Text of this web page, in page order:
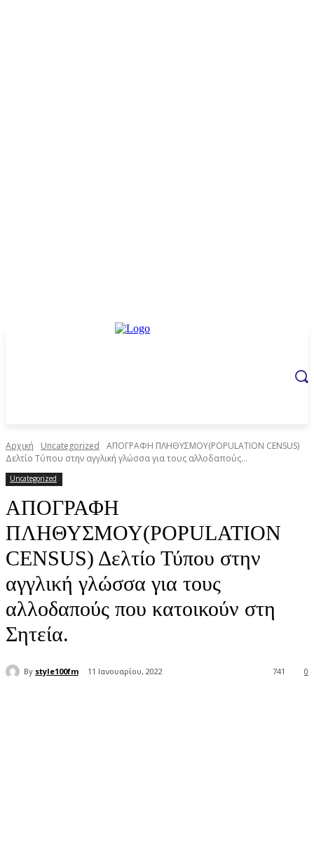
Αρχική Uncategorized
ΑΠΟΓΡΑΦΗ ΠΛΗΘΥΣΜΟΥ(POPULATION CENSUS)
Δελτίο Τύπου στην αγγλική γλώσσα για τους αλλοδαπούς...
Uncategorized
ΑΠΟΓΡΑΦΗ
ΠΛΗΘΥΣΜΟΥ(POPULATION
CENSUS) Δελτίο Τύπου στην
αγγλική γλώσσα για τους
αλλοδαπούς που κατοικούν στη
Σητεία.
By style100fm 11 Ιανουαρίου, 2022 0
741